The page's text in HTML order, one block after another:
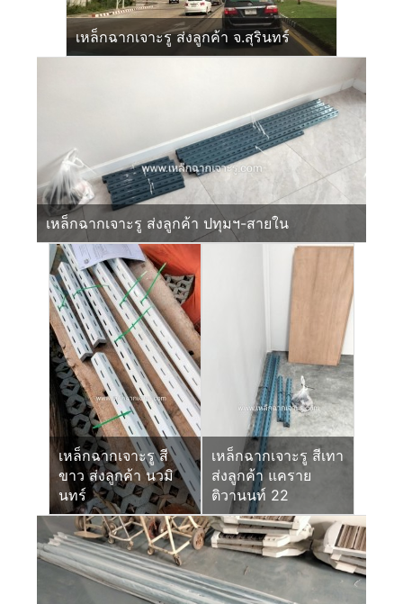
เหล็กฉากเจาะรู ส่งลูกค้า จ.สุรินทร์
เหล็กฉากเจาะรู ส่งลูกค้า ปทุมฯ-สายใน
เหล็กฉากเจาะรู สี
ขาว ส่งลูกค้า นวมิ
นทร์
เหล็กฉากเจาะรู สีเทา
ส่งลูกค้า แคราย
ติวานนท์ 22